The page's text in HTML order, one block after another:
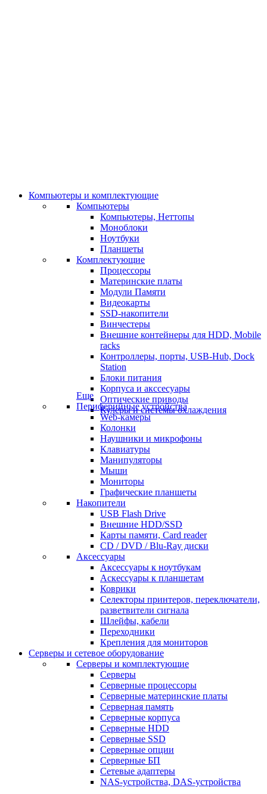
Компьютеры и комплектующие
Компьютеры
Компьютеры, Неттопы
Моноблоки
Ноутбуки
Планшеты
Комплектующие
Процессоры
Материнские платы
Модули Памяти
Видеокарты
SSD-накопители
Винчестеры
Внешние контейнеры для HDD, Mobile
racks
Контроллеры, порты, USB-Hub, Dock
Station
Блоки питания
Корпуса и акссесуары
Оптические приводы
Кулеры и системы охлаждения
Еще
Периферийные устройства
Web-камеры
Колонки
Наушники и микрофоны
Клавиатуры
Манипуляторы
Мыши
Мониторы
Графические планшеты
Накопители
USB Flash Drive
Внешние HDD/SSD
Карты памяти, Card reader
CD / DVD / Blu-Ray диски
Аксессуары
Аксессуары к ноутбукам
Аскессуары к планшетам
Коврики
Селекторы принтеров, переключатели,
разветвители сигнала
Шлейфы, кабели
Переходники
Крепления для мониторов
Серверы и сетевое оборудование
Серверы и комплектующие
Серверы
Серверные процессоры
Серверные материнские платы
Серверная память
Серверные корпуса
Серверные HDD
Серверные SSD
Серверные опции
Серверные БП
Сетевые адаптеры
NAS-устройства, DAS-устройства